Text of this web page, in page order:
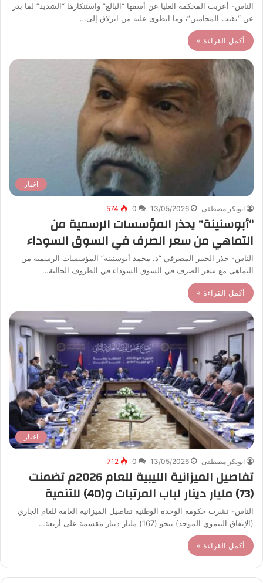
الناس- أعربت المحكمة العليا عن أسفها “البالغ” واستنكارها “الشديد” لما بدر
عن “نقيب المحامين”، وما انطوى عليه من انزلاق إلى…
أكمل القراءة »
اخبار
ابوبكر مصطفى 13/05/2026
0
574
“أبوسنينة” يحذر المؤسسات الرسمية من
التماهي من سعر الصرف في السوق السوداء
الناس- حذر الخبير المصرفي “د. محمد أبوسنينة” المؤسسات الرسمية من
التماهي مع سعر الصرف في السوق السوداء في الظروف الحالية…
أكمل القراءة »
اخبار
ابوبكر مصطفى 13/05/2026
0
712
تفاصيل الميزانية الليبية للعام 2026م تضمنت
(73) مليار دينار لباب المرتبات و(40) للتنمية
الناس- نشرت حكومة الوحدة الوطنية تفاصيل الميزانية العامة للعام الجاري
(الإنفاق التنموي الموحد) بنحو (167) مليار دينار مقسمة على أربعة…
أكمل القراءة »